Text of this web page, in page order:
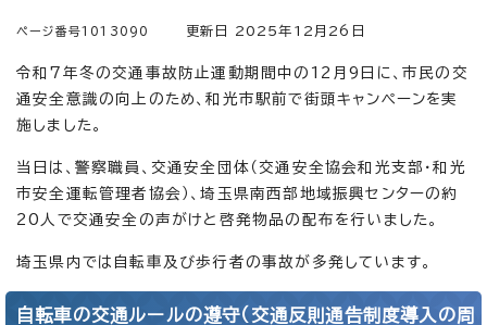
ページ番号1013090 更新日 2025年12月26日
令和7年冬の交通事故防止運動期間中の12月9日に、市民の交
通安全意識の向上のため、和光市駅前で街頭キャンペーンを実
施しました。
当日は、警察職員、交通安全団体（交通安全協会和光支部・和光
市安全運転管理者協会）、埼玉県南西部地域振興センターの約
20人で交通安全の声がけと啓発物品の配布を行いました。
埼玉県内では自転車及び歩行者の事故が多発しています。
自転車の交通ルールの遵守（交通反則通告制度導入の周